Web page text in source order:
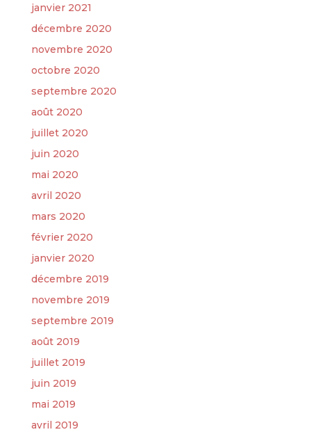
janvier 2021
décembre 2020
novembre 2020
octobre 2020
septembre 2020
août 2020
juillet 2020
juin 2020
mai 2020
avril 2020
mars 2020
février 2020
janvier 2020
décembre 2019
novembre 2019
septembre 2019
août 2019
juillet 2019
juin 2019
mai 2019
avril 2019